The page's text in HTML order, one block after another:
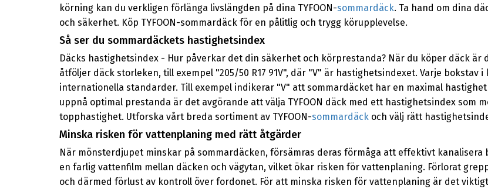
körning kan du verkligen förlänga livslängden på dina TYFOON-sommardäck. Ta hand om dina
och säkerhet. Köp TYFOON-sommardäck för en pålitlig och trygg körupplevelse.
Så ser du sommardäckets hastighetsindex
Däcks hastighetsindex - Hur påverkar det din säkerhet och körprestanda? När du köper däck
åtföljer däck storleken, till exempel "205/50 R17 91V", där "V" är hastighetsindexet. Varje
internationella standarder. Till exempel indikerar "V" att sommardäcket har en maximal
uppnå optimal prestanda är det avgörande att välja TYFOON däck med ett hastighetsindex som
topphastighet. Utforska vårt breda sortiment av TYFOON-sommardäckoch välj rätt
Minska risken för vattenplaning med rätt åtgärder
När mönsterdjupet minskar på sommardäcken, försämras deras förmåga att effektivt
en farlig vattenfilm mellan däcken och vägytan, vilket ökar risken för vattenplaning. Förlorat
och därmed förlust av kontroll över fordonet. För att minska risken för vattenplaning är det